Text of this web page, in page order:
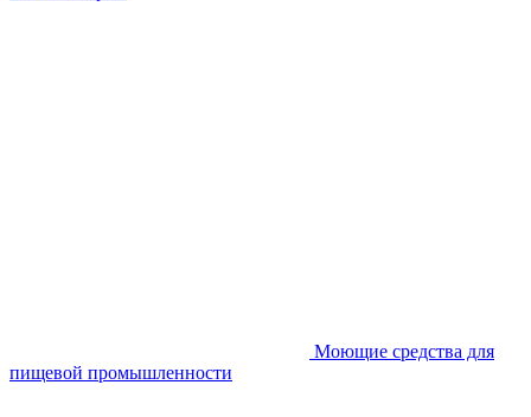
Моющие средства для
пищевой промышленности